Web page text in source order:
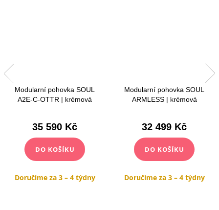
Modularní pohovka SOUL
A2E‑C‑OTTR | krémová
35 590 Kč
DO KOŠÍKU
Doručíme za 3 – 4 týdny
Modularní pohovka SOUL
ARMLESS | krémová
32 499 Kč
DO KOŠÍKU
Doručíme za 3 – 4 týdny